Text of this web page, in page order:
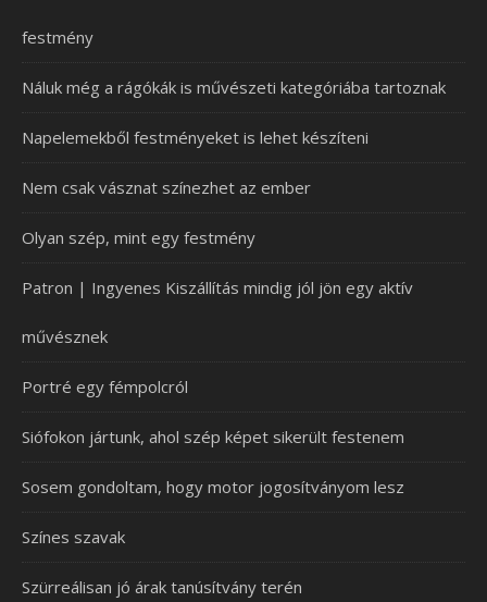
festmény
Náluk még a rágókák is művészeti kategóriába tartoznak
Napelemekből festményeket is lehet készíteni
Nem csak vásznat színezhet az ember
Olyan szép, mint egy festmény
Patron | Ingyenes Kiszállítás mindig jól jön egy aktív
művésznek
Portré egy fémpolcról
Siófokon jártunk, ahol szép képet sikerült festenem
Sosem gondoltam, hogy motor jogosítványom lesz
Színes szavak
Szürreálisan jó árak tanúsítvány terén